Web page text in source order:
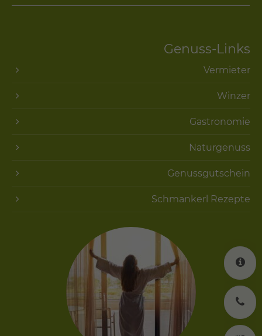
Genuss-Links
Vermieter
Winzer
Gastronomie
Naturgenuss
Genussgutschein
Schmankerl Rezepte